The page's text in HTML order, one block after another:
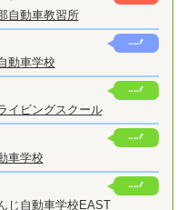
自動車教習所
動車学校
イビングスクール
車学校
じ自動車学校EAST